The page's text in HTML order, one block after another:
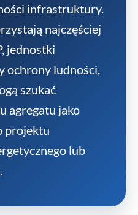
infrastruktury.
najczęściej
jednostki
ochrony ludności,
szukać
agregatu jako
projektu
lub